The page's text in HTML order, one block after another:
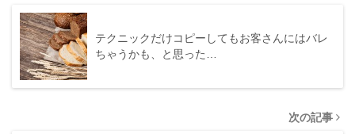
テクニックだけコピーしてもお客さんにはバレ
ちゃうかも、と思った…
次の記事